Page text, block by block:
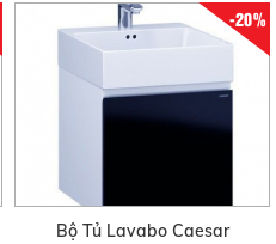
-20%
Bộ Tủ Lavabo Caesar